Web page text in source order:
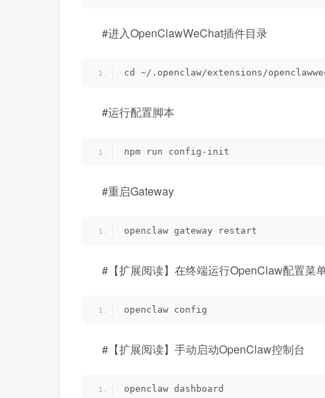
#进入OpenClawWeChat插件目录
cd ~/.openclaw/extensions/
#运行配置脚本
npm run config-init
#重启Gateway
openclaw gateway restart
#【扩展阅读】在终端运行OpenClaw配置菜
openclaw config
#【扩展阅读】手动启动OpenClaw控制台
openclaw dashboard